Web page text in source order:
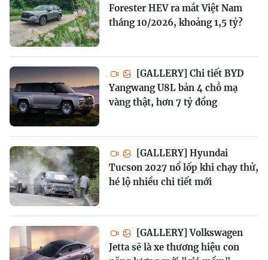
Forester HEV ra mắt Việt Nam
tháng 10/2026, khoảng 1,5 tỷ?
[GALLERY] Chi tiết BYD
Yangwang U8L bản 4 chỗ mạ
vàng thật, hơn 7 tỷ đồng
[GALLERY] Hyundai
Tucson 2027 nổ lốp khi chạy thử,
hé lộ nhiều chi tiết mới
[GALLERY] Volkswagen
Jetta sẽ là xe thương hiệu con